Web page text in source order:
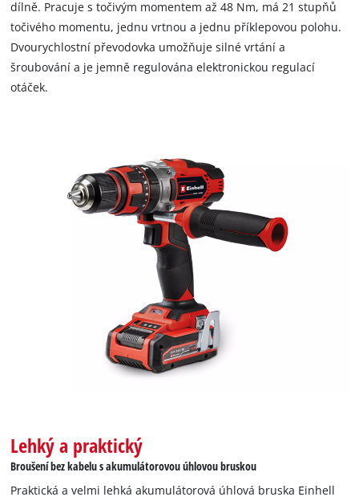
točivého momentu (tvrdého) 48 Nm a nabízí 21 stupňů
momentu, jeden režim vrtání a jeden režim příklepu.
2stupňová převodovka pro výkonné vrtání a šroubování je
přesně řízená pomocí elektroniky regulace otáček. Optimální
Einhell TE-HD 18/20 Li nabízí čtyři režimy: vrtání, příklepové
vrtání a sekání s i bez aretace. Pneumatický příklepový
mechanismus poskytuje silnou energii 1,8 J. S tímto přístrojem
lze vrtat otvory o průměru až 20 mm do betonu. Výkonné
zařízení dosahuje příklepové frekvence až 4 750 úderů za
minutu. Díky elektronické regulaci otáček lze výkon snadno
přizpůsobit materiálu i úkolu. Univerzální upínací systém SDS-
Plus je vybaven poloautomatickým systémem. Ergonomický
tvar s plochami Softgrip a přídavnou rukojetí zajišťuje
bezpečné držení i při práci s tvrdými materiály. Součástí je
LED světlo pro optimální osvětlení pracovní plochy a
individuálně nastavitelný hloubkový doraz pro přesné vrtání.
dílně. Pracuje s točivým momentem až 48 Nm, má 21 stupňů
točivého momentu, jednu vrtnou a jednu příklepovou polohu.
Dvourychlostní převodovka umožňuje silné vrtání a
šroubování a je jemně regulována elektronickou regulací
otáček.
Lehký a praktický
Broušení bez kabelu s akumulátorovou úhlovou bruskou
Praktická a velmi lehká akumulátorová úhlová bruska Einhell